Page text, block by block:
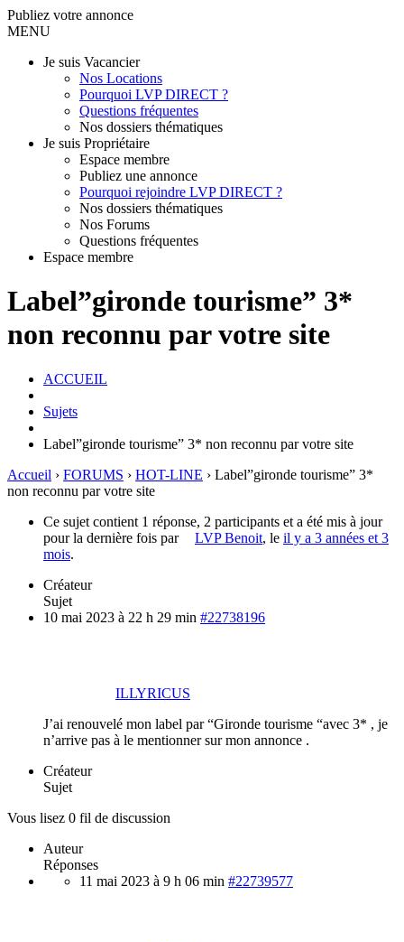
Publiez votre annonce
MENU
Je suis Vacancier
Nos Locations
Pourquoi LVP DIRECT ?
Questions fréquentes
Nos dossiers thématiques
Je suis Propriétaire
Espace membre
Publiez une annonce
Pourquoi rejoindre LVP DIRECT ?
Nos dossiers thématiques
Nos Forums
Questions fréquentes
Espace membre
Label”gironde tourisme” 3*
non reconnu par votre site
ACCUEIL
Sujets
Label”gironde tourisme” 3* non reconnu par votre site
Accueil › FORUMS › HOT-LINE › Label”gironde tourisme” 3*
non reconnu par votre site
Ce sujet contient 1 réponse, 2 participants et a été mis à jour
pour la dernière fois par
LVP Benoit, le il y a 3 années et 3
mois.
Créateur
Sujet
10 mai 2023 à 22 h 29 min #22738196
ILLYRICUS
J’ai renouvelé mon label par “Gironde tourisme “avec 3* , je
n’arrive pas à le mentionner sur mon annonce .
Créateur
Sujet
Vous lisez 0 fil de discussion
Auteur
Réponses
11 mai 2023 à 9 h 06 min #22739577